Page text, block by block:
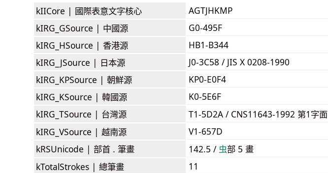
kIICore | 國際表意文字核心
AGTJHKMP
kIRG_GSource | 中國源
G0-495F
kIRG_HSource | 香港源
HB1-B344
kIRG_JSource | 日本源
J0-3C58 / JIS X 0208-1990
kIRG_KPSource | 朝鮮源
KP0-E0F4
kIRG_KSource | 韓國源
K0-5E6F
kIRG_TSource | 台灣源
T1-5D2A / CNS11643-1992 第1字面
kIRG_VSource | 越南源
V1-657D
kRSUnicode | 部首 . 筆畫 142.5 / ⾍部 5 畫
kTotalStrokes | 總筆畫 11